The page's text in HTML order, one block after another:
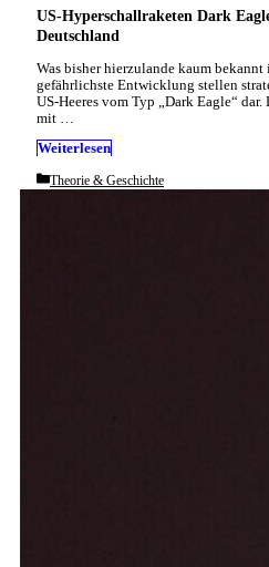
US-Hyperschallraketen Dark
Deutschland
Was bisher hierzulande kaum
gefährlichste Entwicklung stellen
US-Heeres vom Typ „Dark Eagle“
mit …
Weiterlesen
Categories
Theorie & Geschichte